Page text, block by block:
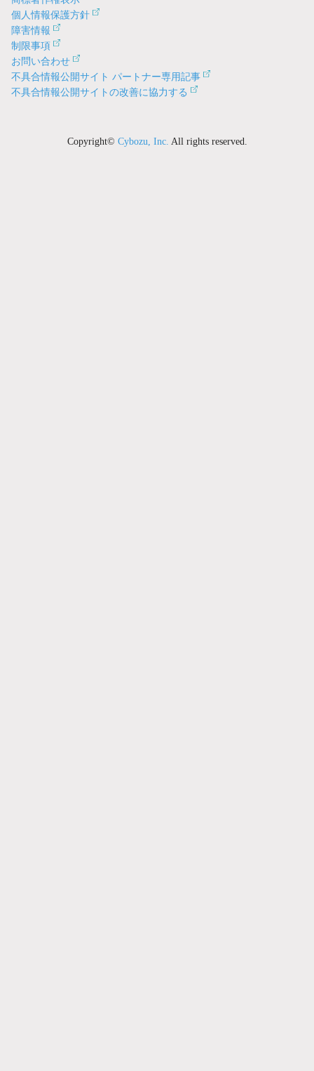
個人情報保護方針
障害情報
制限事項
お問い合わせ
不具合情報公開サイト パートナー専用記事
不具合情報公開サイトの改善に協力する
Copyright© Cybozu, Inc. All rights reserved.